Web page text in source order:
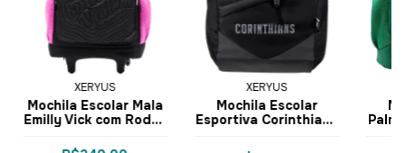
XERYUS
Mochila Escolar Mala
Emilly Vick com Rodas
XERYUS
Mochila Escolar
Esportiva Corinthians